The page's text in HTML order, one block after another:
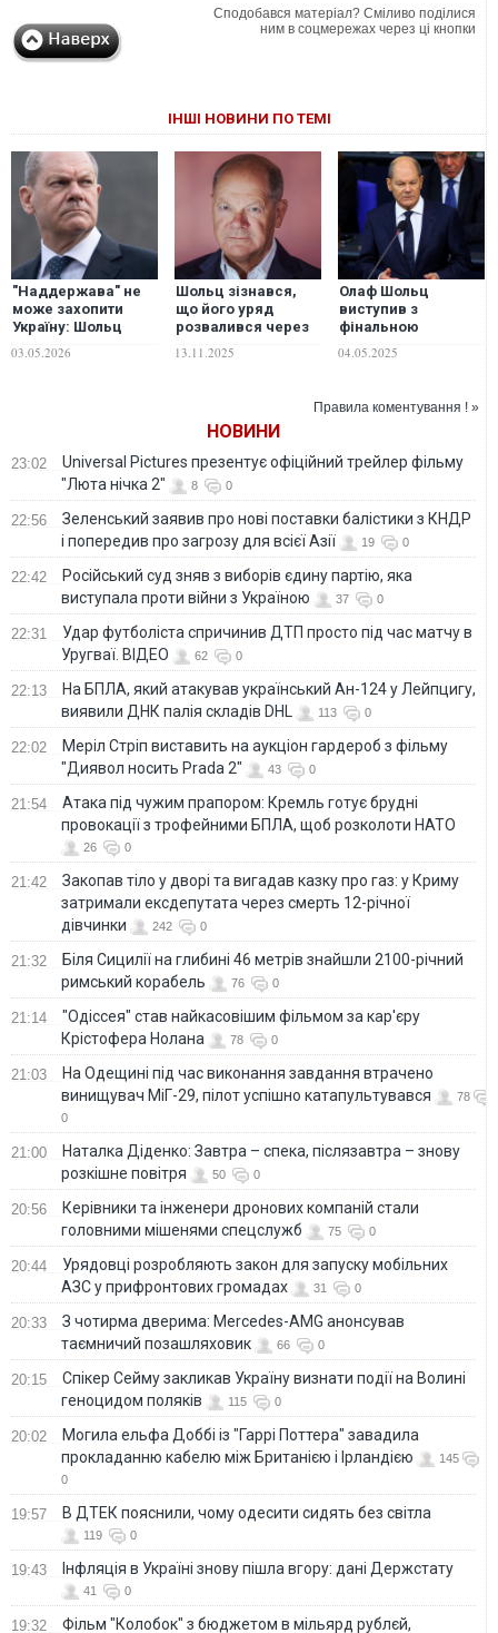
Сподобався матеріал? Сміливо поділися
ним в соцмережах через ці кнопки
ІНШІ НОВИНИ ПО ТЕМІ
"Наддержава" не
може захопити
Україну: Шольц
"досягнення" Росії
03.05.2026
Шольц зізнався,
що його уряд
розвалився через
13.11.2025
Олаф Шольц
виступив з
фінальною
посаді канцлера
04.05.2025
Правила коментування ! »
НОВИНИ
23:02
Universal Pictures презентує офіційний трейлер фільму
"Люта нічка 2"
8 0
22:56
Зеленський заявив про нові поставки балістики з КНДР
і попередив про загрозу для всієї Азії
19 0
22:42
Російський суд зняв з виборів єдину партію, яка
виступала проти війни з Україною
37 0
22:31
Удар футболіста спричинив ДТП просто під час матчу в
Уругваї. ВІДЕО
62 0
22:13
На БПЛА, який атакував український Ан-124 у Лейпцигу,
виявили ДНК палія складів DHL
113 0
22:02
Меріл Стріп виставить на аукціон гардероб з фільму
"Диявол носить Prada 2"
43 0
21:54
Атака під чужим прапором: Кремль готує брудні
провокації з трофейними БПЛА, щоб розколоти НАТО
26 0
21:42
Закопав тіло у дворі та вигадав казку про газ: у Криму
затримали ексдепутата через смерть 12-річної
дівчинки
242 0
21:32
Біля Сицилії на глибині 46 метрів знайшли 2100-річний
римський корабель
76 0
21:14
"Одіссея" став найкасовішим фільмом за кар'єру
Крістофера Нолана
78 0
21:03
На Одещині під час виконання завдання втрачено
винищувач МіГ-29, пілот успішно катапультувався
78
0
21:00
Наталка Діденко: Завтра – спека, післязавтра – знову
розкішне повітря
50 0
20:56
Керівники та інженери дронових компаній стали
головними мішенями спецслужб
75 0
20:44
Урядовці розробляють закон для запуску мобільних
АЗС у прифронтових громадах
31 0
20:33
З чотирма дверима: Mercedes-AMG анонсував
таємничий позашляховик
66 0
20:15
Спікер Сейму закликав Україну визнати події на Волині
геноцидом поляків
115 0
20:02
Могила ельфа Доббі із "Гаррі Поттера" завадила
прокладанню кабелю між Британією і Ірландією
145
0
19:57 В ДТЕК пояснили, чому одесити сидять без світла
119 0
19:43 Інфляція в Україні знову пішла вгору: дані Держстату
41 0
19:32 Фільм "Колобок" з бюджетом в мільярд рублєй,